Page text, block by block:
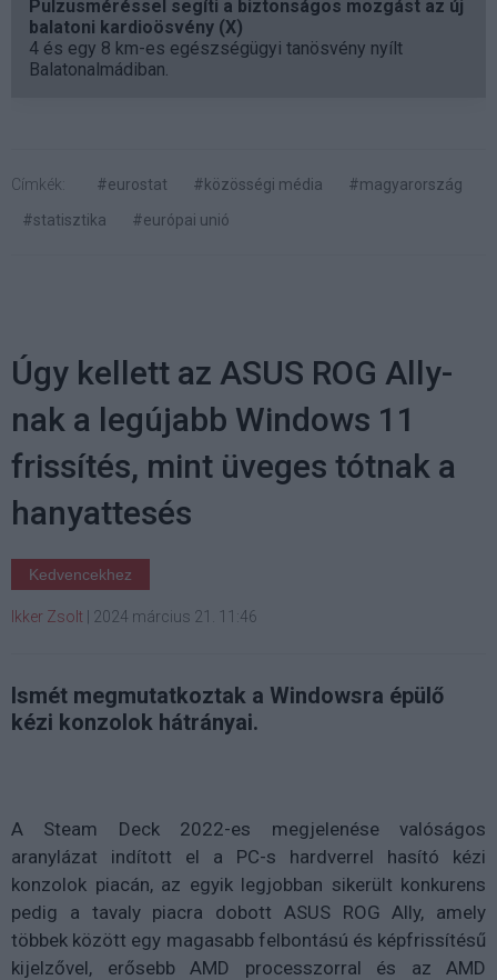
Pulzusméréssel segíti a biztonságos mozgást az új
balatoni kardioösvény (X)
4 és egy 8 km-es egészségügyi tanösvény nyílt
Balatonalmádiban.
Címkék: #eurostat #közösségi média
#magyarország
#statisztika
#európai unió
Úgy kellett az ASUS ROG Ally-
nak a legújabb Windows 11
frissítés, mint üveges tótnak a
hanyattesés
Kedvencekhez
Ikker Zsolt | 2024 március 21. 11:46
Ismét megmutatkoztak a Windowsra épülő
kézi konzolok hátrányai.
A Steam Deck 2022-es megjelenése valóságos
aranylázat indított el a PC-s hardverrel hasító kézi
konzolok piacán, az egyik legjobban sikerült konkurens
pedig a tavaly piacra dobott ASUS ROG Ally, amely
többek között egy magasabb felbontású és képfrissítésű
kijelzővel, erősebb AMD processzorral és az AMD